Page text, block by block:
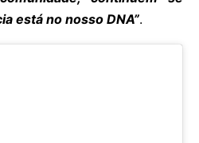
está no nosso DNA”.